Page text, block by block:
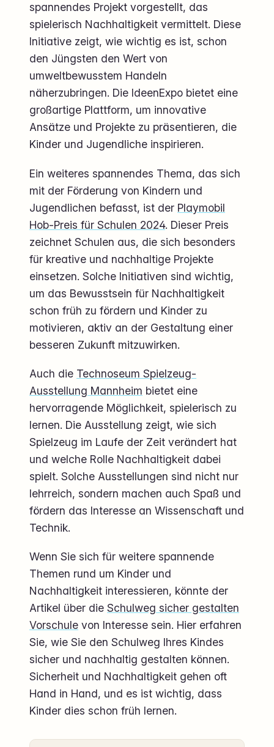
spannendes Projekt vorgestellt, das
spielerisch Nachhaltigkeit vermittelt. Diese
Initiative zeigt, wie wichtig es ist, schon
den Jüngsten den Wert von
umweltbewusstem Handeln
näherzubringen. Die IdeenExpo bietet eine
großartige Plattform, um innovative
Ansätze und Projekte zu präsentieren, die
Kinder und Jugendliche inspirieren.
Ein weiteres spannendes Thema, das sich
mit der Förderung von Kindern und
Jugendlichen befasst, ist der Playmobil
Hob-Preis für Schulen 2024. Dieser Preis
zeichnet Schulen aus, die sich besonders
für kreative und nachhaltige Projekte
einsetzen. Solche Initiativen sind wichtig,
um das Bewusstsein für Nachhaltigkeit
schon früh zu fördern und Kinder zu
motivieren, aktiv an der Gestaltung einer
besseren Zukunft mitzuwirken.
Auch die Technoseum Spielzeug-
Ausstellung Mannheim bietet eine
hervorragende Möglichkeit, spielerisch zu
lernen. Die Ausstellung zeigt, wie sich
Spielzeug im Laufe der Zeit verändert hat
und welche Rolle Nachhaltigkeit dabei
spielt. Solche Ausstellungen sind nicht nur
lehrreich, sondern machen auch Spaß und
fördern das Interesse an Wissenschaft und
Technik.
Wenn Sie sich für weitere spannende
Themen rund um Kinder und
Nachhaltigkeit interessieren, könnte der
Artikel über die Schulweg sicher gestalten
Vorschule von Interesse sein. Hier erfahren
Sie, wie Sie den Schulweg Ihres Kindes
sicher und nachhaltig gestalten können.
Sicherheit und Nachhaltigkeit gehen oft
Hand in Hand, und es ist wichtig, dass
Kinder dies schon früh lernen.